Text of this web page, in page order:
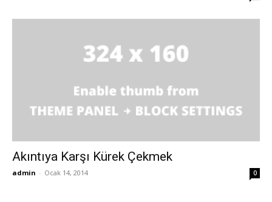
Akıntıya Karşı Kürek Çekmek
admin - Ocak 14, 2014 0